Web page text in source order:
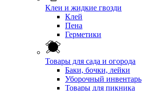
Клеи и жидкие гвозди
Клей
Пена
Герметики
Товары для сада и огорода
Баки, бочки, лейки
Уборочный инвентарь
Товары для пикника